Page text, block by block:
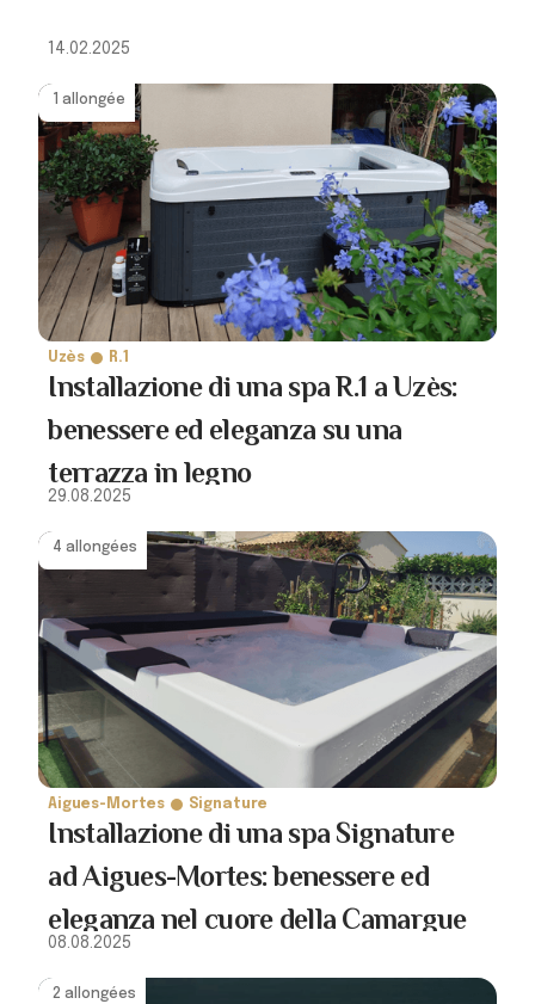
14.02.2025
1 allongée
Uzès R.1
Installazione di una spa R.1 a Uzès:
benessere ed eleganza su una
terrazza in legno
29.08.2025
4 allongées
Aigues-Mortes Signature
Installazione di una spa Signature
ad Aigues-Mortes: benessere ed
eleganza nel cuore della Camargue
08.08.2025
2 allongées